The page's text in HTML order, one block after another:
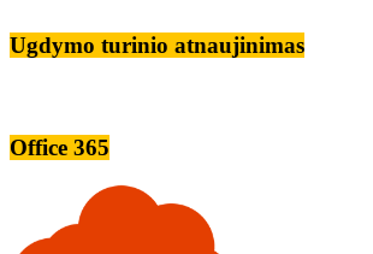
Ugdymo turinio atnaujinimas
Office 365